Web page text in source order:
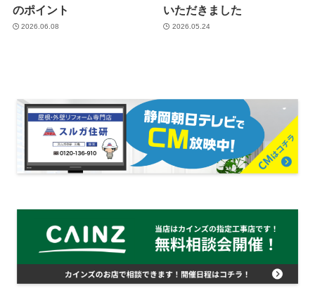
のポイント
2026.06.08
いただきました
2026.05.24